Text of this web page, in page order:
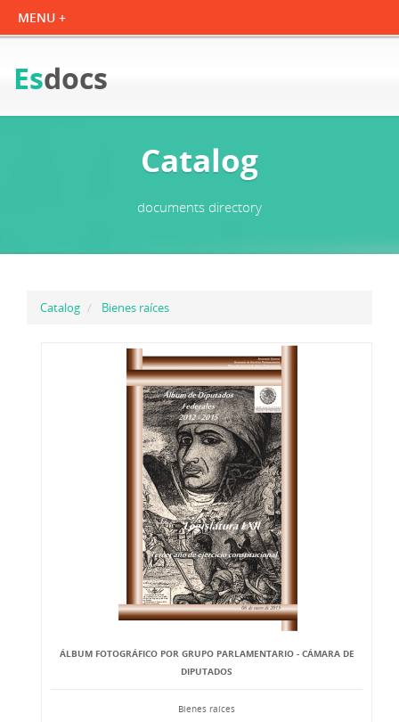
Esdocs
Catalog
documents directory
Catalog Bienes raíces
ÁLBUM FOTOGRÁFICO POR GRUPO PARLAMENTARIO - CÁMARA DE
DIPUTADOS
Bienes raíces